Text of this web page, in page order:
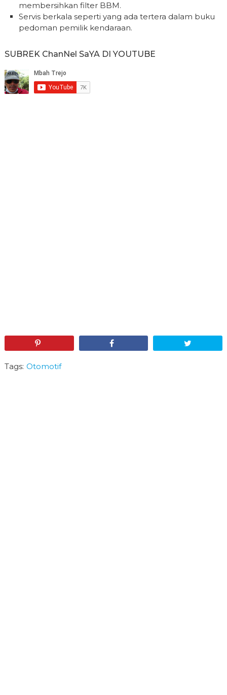
membersihkan filter BBM.
Servis berkala seperti yang ada tertera dalam buku
pedoman pemilik kendaraan.
SUBREK ChanNel SaYA DI YOUTUBE
Tags: Otomotif